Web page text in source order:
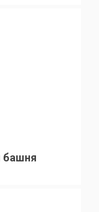
башня